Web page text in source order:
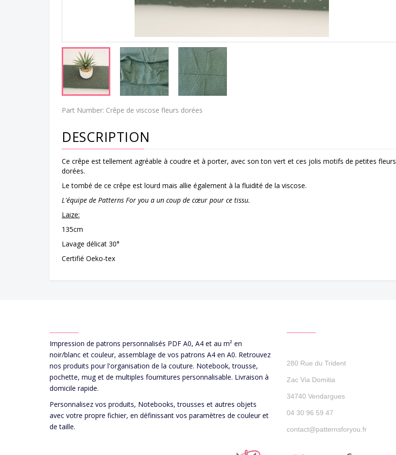
Part Number: Crêpe de viscose fleurs dorées
DESCRIPTION
Ce crêpe est tellement agréable à coudre et à porter, avec son ton vert et ces jolis motifs de petites fleurs
dorées.
Le tombé de ce crêpe est lourd mais allie également à la fluidité de la viscose.
L'équipe de Patterns For you a un coup de cœur pour ce tissu.
Laize:
135cm
Lavage délicat 30°
Certifié Oeko-tex
Impression de patrons personnalisés PDF A0, A4 et au m² en
noir/blanc et couleur, assemblage de vos patrons A4 en A0. Retrouvez
nos produits pour l'organisation de la couture. Notebook, trousse,
pochette, mug et de multiples fournitures personnalisable. Livraison à
domicile rapide.
Personnalisez vos produits, Notebooks, trousses et autres objets
avec votre propre fichier, en définissant vos paramètres de couleur et
de taille.
280 Rue du Trident
Zac Via Domitia
34740 Vendargues
04 30 96 59 47
contact@patternsforyou.fr